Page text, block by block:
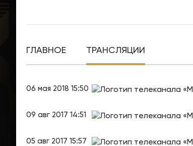
ГЛАВНОЕ ТРАНСЛЯЦИИ
06 мая 2018 15:50
09 авг 2017 14:51
05 авг 2017 15:57